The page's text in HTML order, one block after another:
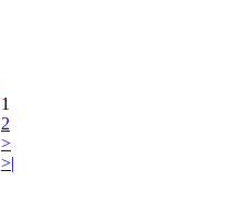
1
2
>
>|